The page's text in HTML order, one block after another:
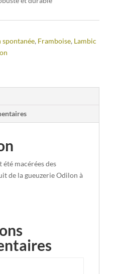
, Framboise, Lambic
macérées des
de la gueuzerie Odilon à